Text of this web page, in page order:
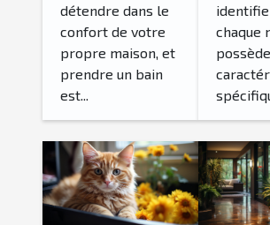
détendre dans le
confort de votre
propre maison, et
prendre un bain
est...
chaque